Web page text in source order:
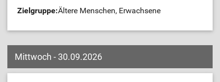
Zielgruppe:Ältere Menschen, Erwachsene
Mittwoch - 30.09.2026